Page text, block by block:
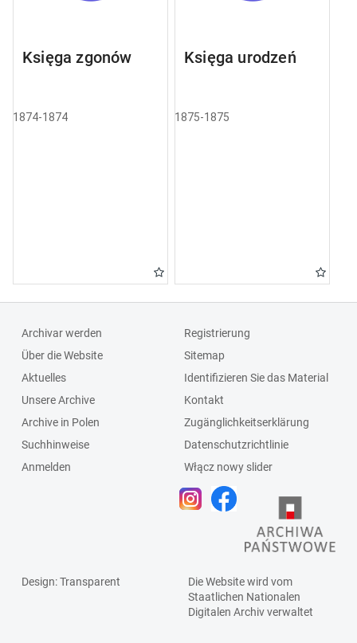
Księga zgonów
1874-1874
Księga urodzeń
1875-1875
Archivar werden
Über die Website
Aktuelles
Unsere Archive
Archive in Polen
Suchhinweise
Anmelden
Registrierung
Sitemap
Identifizieren Sie das Material
Kontakt
Zugänglichkeitserklärung
Datenschutzrichtlinie
Włącz nowy slider
Design: Transparent
Die Website wird vom
Staatlichen Nationalen
Digitalen Archivverwaltet